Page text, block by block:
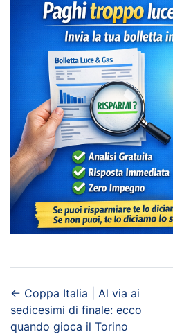
← Coppa Italia | Al via ai
sedicesimi di finale: ecco
quando gioca il Torino